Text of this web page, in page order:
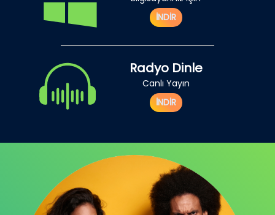
İNDİR
Radyo Dinle
Canlı Yayın
İNDİR